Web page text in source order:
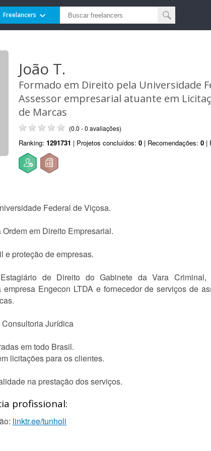
Freelancers
João T.
Formado em Direito pela Universidade
Assessor empresarial atuante em
de Marcas
(0.0 - 0 avaliações)
Ranking: 1291731 | Projetos concluídos: 0 | Recomendações: 0 |
Federal de Viçosa.
em Direito Empresarial.
e proteção de empresas.
de Direito do Gabinete da Vara
Engecon LTDA e fornecedor de serviços de
Jurídica
em todo Brasil.
licitações para os clientes.
na prestação dos serviços.
profissional:
linktr.ee/tunholi